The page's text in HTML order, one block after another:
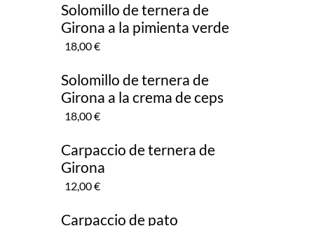
Solomillo de ternera de
Girona a la pimienta verde
18,00 €
Solomillo de ternera de
Girona a la crema de ceps
18,00 €
Carpaccio de ternera de
Girona
12,00 €
Carpaccio de pato